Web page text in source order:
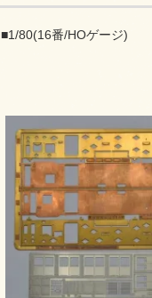
■1/80(16番/HOゲージ)